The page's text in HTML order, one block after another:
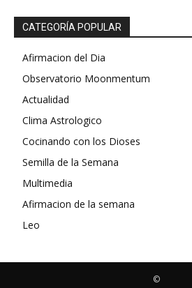
CATEGORÍA POPULAR
Afirmacion del Dia
Observatorio Moonmentum
Actualidad
Clima Astrologico
Cocinando con los Dioses
Semilla de la Semana
Multimedia
Afirmacion de la semana
Leo
©